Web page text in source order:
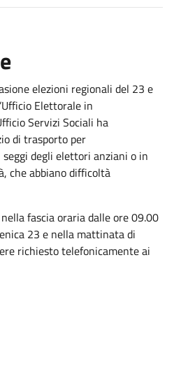
elezioni regionali del 23 e
Elettorale in
Servizi Sociali ha
di trasporto per
degli elettori anziani o in
che abbiano difficoltà
fascia oraria dalle ore 09.00
23 e nella mattinata di
richiesto telefonicamente ai